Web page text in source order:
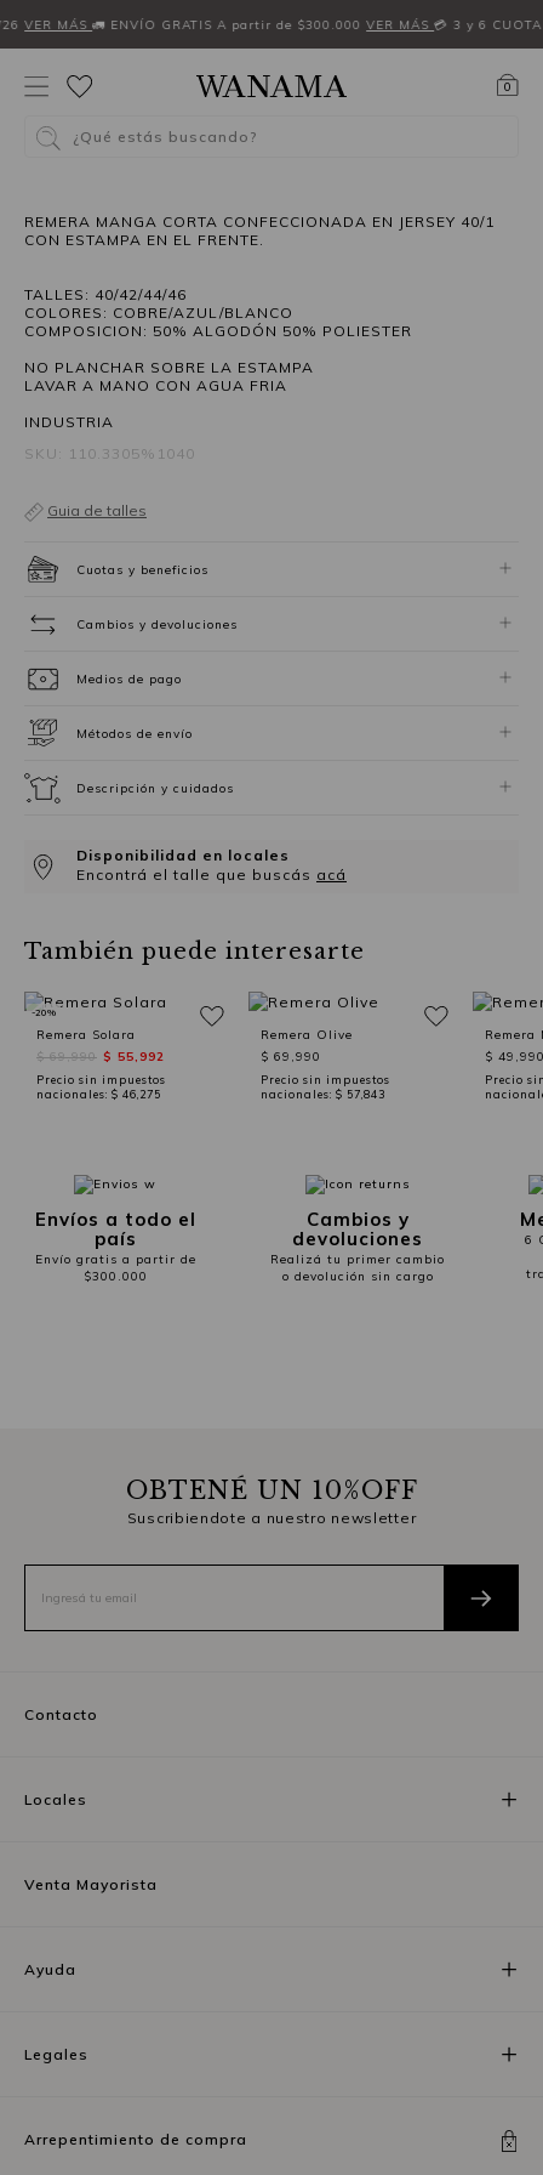
VER MÁS 🚛 ENVÍO GRATIS A partir de $300.000 VER MÁS 💳 3 y 6
0
¿Qué estás buscando?
REMERA MANGA CORTA CONFECCIONADA EN JERSEY 40/1
CON ESTAMPA EN EL FRENTE.
TALLES: 40/42/44/46
COLORES: COBRE/AZUL/BLANCO
COMPOSICION: 50% ALGODÓN 50% POLIESTER
NO PLANCHAR SOBRE LA ESTAMPA
LAVAR A MANO CON AGUA FRIA
INDUSTRIA
SKU: 110.3305%1040
Guia de talles
Cuotas y beneficios
Cambios y devoluciones
Medios de pago
Métodos de envío
Descripción y cuidados
Disponibilidad en locales
Encontrá el talle que buscás acá
También puede interesarte
Remera Solara
$ 69,990 $ 55,992
Precio sin impuestos
nacionales: $ 46,275
-20%
Remera Olive
$ 69,990
Precio sin impuestos
nacionales: $ 57,843
Remera
$
Precio
Envíos a todo el
país
Envío gratis a partir de
$300.000
Cambios y
devoluciones
Realizá tu primer cambio
o devolución sin cargo
6
OBTENÉ UN 10%OFF
Suscribiendote a nuestro newsletter
Contacto
Locales
Venta Mayorista
Ayuda
Legales
Arrepentimiento de compra